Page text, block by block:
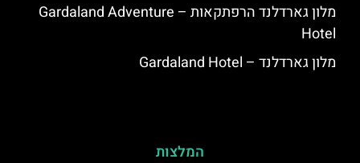
מלון גארדלנד הרפתקאות – Gardaland Adventure
Hotel
מלון גארדלנד – Gardaland Hotel
המלצות